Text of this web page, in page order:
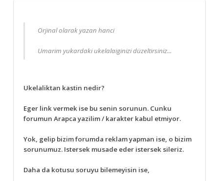
Orjinal olarak yazan hanci
Umarim yukardaki ukelalaiginizi düzeltirsiniz...
Ukelaliktan kastin nedir?
Eger link vermek ise bu senin sorunun. Cunku
forumun Arapca yazilim / karakter kabul etmiyor.
Yok, gelip bizim forumda reklam yapman ise, o bizim
sorunumuz. Istersek musade eder istersek sileriz.
Daha da kotusu soruyu bilemeyisin ise,